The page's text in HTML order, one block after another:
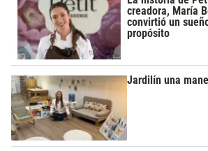
creadora, María
convirtió un
propósito
Jardilín una